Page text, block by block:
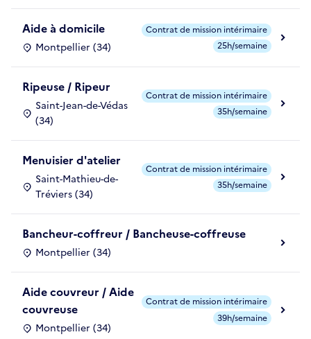
Aide à domicile
Montpellier (34)
Contrat de mission intérimaire
25h/semaine
Ripeuse / Ripeur
Saint-Jean-de-Védas
(34)
Contrat de mission intérimaire
35h/semaine
Menuisier d'atelier
Saint-Mathieu-de-
Tréviers (34)
Contrat de mission intérimaire
35h/semaine
Bancheur-coffreur / Bancheuse-coffreuse
Montpellier (34)
Aide couvreur / Aide
couvreuse
Montpellier (34)
Contrat de mission intérimaire
39h/semaine